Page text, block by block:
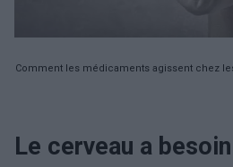
Comment les médicaments agissent chez
Le cerveau a